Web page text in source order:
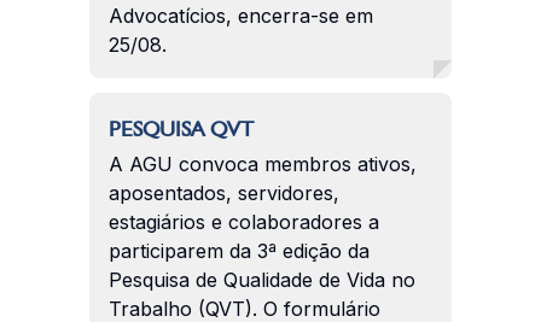
Advocatícios, encerra-se em
25/08.
PESQUISA QVT
A AGU convoca membros ativos,
aposentados, servidores,
estagiários e colaboradores a
participarem da 3ª edição da
Pesquisa de Qualidade de Vida no
Trabalho (QVT). O formulário